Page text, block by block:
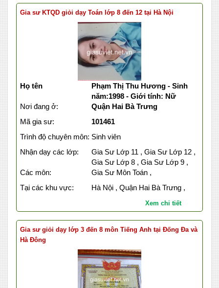
Gia sư KTQD giỏi dạy Toán lớp 8 đến 12 tại Hà Nội
Họ tên
Phạm Thị Thu Hương - Sinh
năm:1998 - Giới tính: Nữ
Nơi đang ở:
Quận Hai Bà Trưng
Mã gia sư:
101461
Trình độ chuyên môn: Sinh viên
Nhận dạy các lớp:
Gia Sư Lớp 11 , Gia Sư Lớp 12 ,
Gia Sư Lớp 8 , Gia Sư Lớp 9 ,
Các môn:
Gia Sư Môn Toán ,
Tại các khu vực:
Hà Nội , Quận Hai Bà Trưng ,
Xem chi tiết
Gia sư giỏi dạy lớp 3 đến 8 môn Tiếng Anh tại Đống Đa và
Hà Đông